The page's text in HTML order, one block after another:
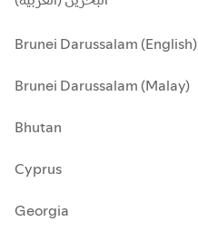
Brunei Darussalam (English)
Brunei Darussalam (Malay)
Bhutan
Cyprus
Georgia